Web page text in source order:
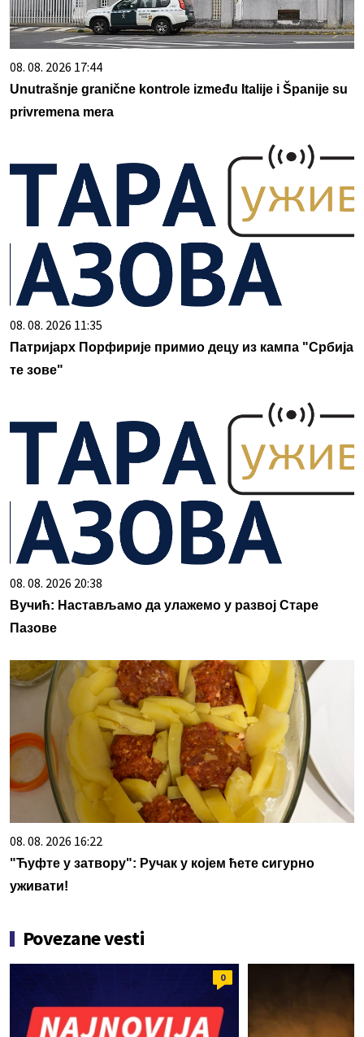
08. 08. 2026 17:44
Unutrašnje granične kontrole između Italije i Španije su
privremena mera
08. 08. 2026 11:35
Патријарх Порфирије примио децу из кампа "Србија
те зове"
08. 08. 2026 20:38
Вучић: Настављамо да улажемо у развој Старе
Пазове
08. 08. 2026 16:22
"Ћуфте у затвору": Ручак у којем ћете сигурно
уживати!
Povezane vesti
0